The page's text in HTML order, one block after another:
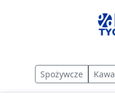
złap
Spożywcze Kawa